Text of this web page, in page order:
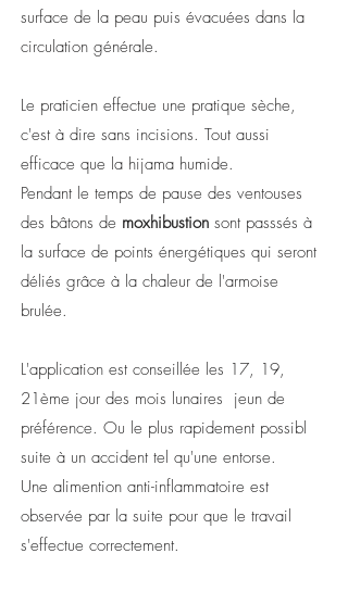
surface de la peau puis évacuées dans la
circulation générale.
Le praticien effectue une pratique sèche,
c'est à dire sans incisions. Tout aussi
efficace que la hijama humide.
Pendant le temps de pause des ventouses
des bâtons de moxhibustion sont passsés à
la surface de points énergétiques qui seront
déliés grâce à la chaleur de l'armoise
brulée.
L'application est conseillée les 17, 19,
21ème jour des mois lunaires jeun de
préférence. Ou le plus rapidement possibl
suite à un accident tel qu'une entorse.
Une alimention anti-inflammatoire est
observée par la suite pour que le travail
s'effectue correctement.